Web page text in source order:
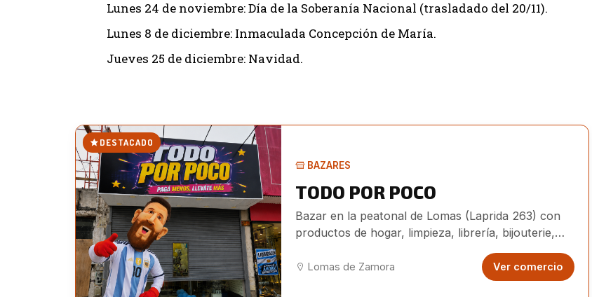
Lunes 24 de noviembre: Día de la Soberanía Nacional (trasladado del 20/11).
Lunes 8 de diciembre: Inmaculada Concepción de María.
Jueves 25 de diciembre: Navidad.
DESTACADO
BAZARES
TODO POR POCO
Bazar en la peatonal de Lomas (Laprida 263) con
productos de hogar, limpieza, librería, bijouterie,
Lomas de Zamora Ver comercio